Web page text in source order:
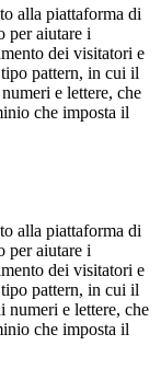
alla piattaforma di
per aiutare i
dei visitatori e
pattern, in cui il
e lettere, che
che imposta il
alla piattaforma di
per aiutare i
dei visitatori e
pattern, in cui il
numeri e lettere, che
che imposta il